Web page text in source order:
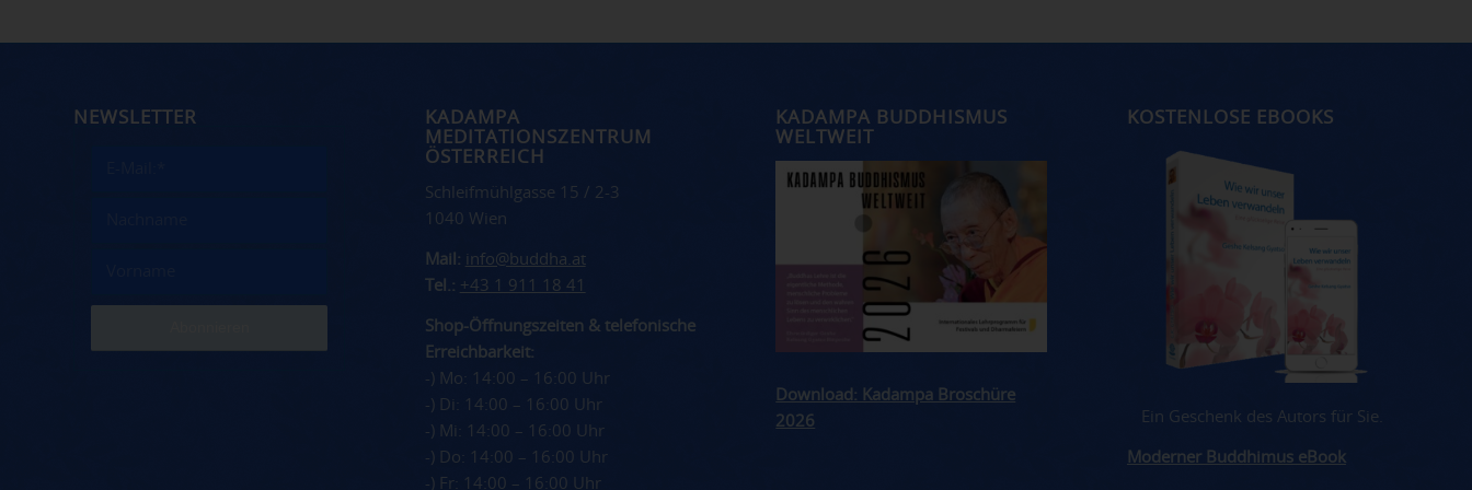
NEWSLETTER
KADAMPA
MEDITATIONSZENTRUM
ÖSTERREICH
Schleifmühlgasse 15 / 2-3
1040 Wien
Mail: info@buddha.at
Tel.: +43 1 911 18 41
Shop-Öffnungszeiten & telefonische
Erreichbarkeit:
-) Mo: 14:00 – 16:00 Uhr
-) Di: 14:00 – 16:00 Uhr
-) Mi: 14:00 – 16:00 Uhr
-) Do: 14:00 – 16:00 Uhr
-) Fr: 14:00 – 16:00 Uhr
KADAMPA BUDDHISMUS
WELTWEIT
Download: Kadampa Broschüre
2026
KOSTENLOSE EBOOKS
Ein Geschenk des Autors für Sie.
Moderner Buddhimus eBook